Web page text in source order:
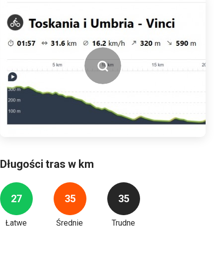
Długości tras w km
27
Łatwe
35
Średnie
35
Trudne